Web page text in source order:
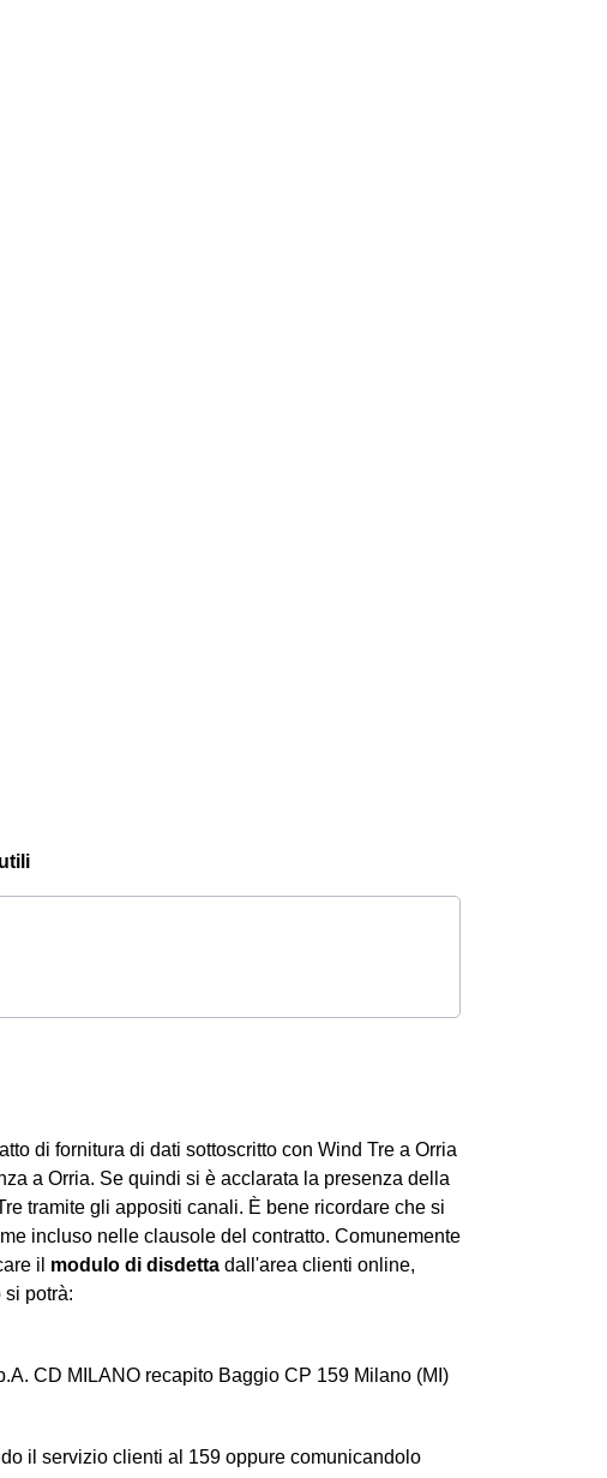
di fornitura di dati sottoscritto con Wind Tre a Orria
a Orria. Se quindi si è acclarata la presenza della
tramite gli appositi canali. È bene ricordare che si
incluso nelle clausole del contratto. Comunemente
il modulo di disdetta dall'area clienti online,
potrà:
CD MILANO recapito Baggio CP 159 Milano (MI)
il servizio clienti al 159 oppure comunicandolo